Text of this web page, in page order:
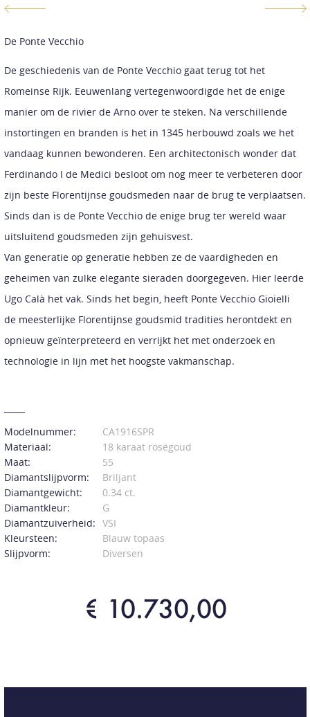
De Ponte Vecchio
De geschiedenis van de Ponte Vecchio gaat terug tot het
Romeinse Rijk. Eeuwenlang vertegenwoordigde het de enige
manier om de rivier de Arno over te steken. Na verschillende
instortingen en branden is het in 1345 herbouwd zoals we het
vandaag kunnen bewonderen. Een architectonisch wonder dat
Ferdinando I de Medici besloot om nog meer te verbeteren door
zijn beste Florentijnse goudsmeden naar de brug te verplaatsen.
Sinds dan is de Ponte Vecchio de enige brug ter wereld waar
uitsluitend goudsmeden zijn gehuisvest.
Van generatie op generatie hebben ze de vaardigheden en
geheimen van zulke elegante sieraden doorgegeven. Hier leerde
Ugo Calà het vak. Sinds het begin, heeft Ponte Vecchio Gioielli
de meesterlijke Florentijnse goudsmid tradities herontdekt en
opnieuw geïnterpreteerd en verrijkt het met onderzoek en
technologie in lijn met het hoogste vakmanschap.
Modelnummer:
CA1916SPR
Materiaal:
18 karaat roségoud
Maat:
55
Diamantslijpvorm:
Briljant
Diamantgewicht:
0.34 ct.
Diamantkleur:
G
Diamantzuiverheid: VSI
Kleursteen:
Blauw topaas
Slijpvorm:
Diversen
€ 10.730,00